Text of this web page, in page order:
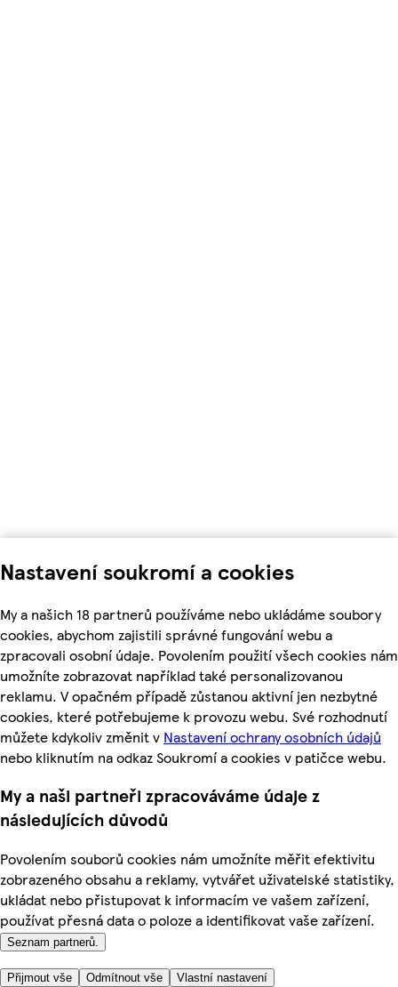
Nastavení soukromí a cookies
My a našich 18 partnerů používáme nebo ukládáme soubory
cookies, abychom zajistili správné fungování webu a
zpracovali osobní údaje. Povolením použití všech cookies nám
umožníte zobrazovat například také personalizovanou
reklamu. V opačném případě zůstanou aktivní jen nezbytné
cookies, které potřebujeme k provozu webu. Své rozhodnutí
můžete kdykoliv změnit v Nastavení ochrany osobních údajů
nebo kliknutím na odkaz Soukromí a cookies v patičce webu.
My a naši partneři zpracováváme údaje z
následujících důvodů
Povolením souborů cookies nám umožníte měřit efektivitu
zobrazeného obsahu a reklamy, vytvářet uživatelské statistiky,
ukládat nebo přistupovat k informacím ve vašem zařízení,
používat přesná data o poloze a identifikovat vaše zařízení.
Seznam partnerů.
Přijmout vše Odmítnout vše Vlastní nastavení